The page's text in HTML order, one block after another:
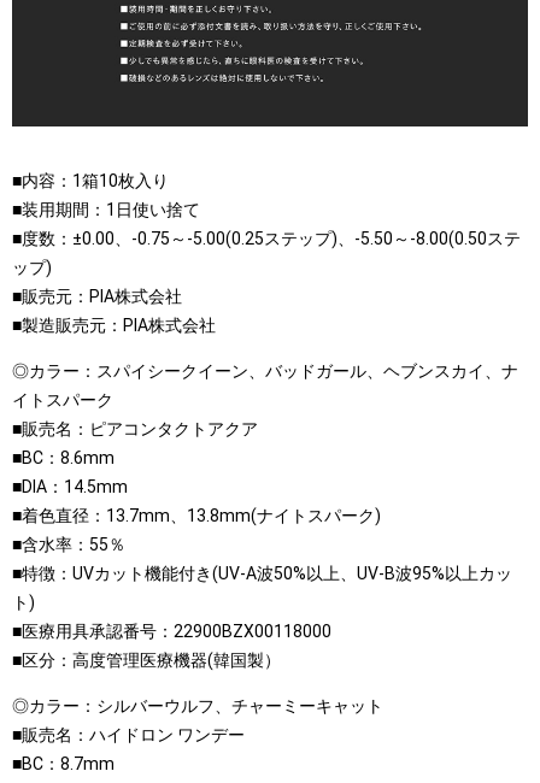
■内容：1箱10枚入り
■装用期間：1日使い捨て
■度数：±0.00、-0.75～-5.00(0.25ステップ)、-5.50～-8.00(0.50ステ
ップ)
■販売元：PIA株式会社
■製造販売元：PIA株式会社
◎カラー：スパイシークイーン、バッドガール、ヘブンスカイ、ナ
イトスパーク
■販売名：ピアコンタクトアクア
■BC：8.6mm
■DIA：14.5mm
■着色直径：13.7mm、13.8mm(ナイトスパーク)
■含水率：55％
■特徴：UVカット機能付き(UV-A波50%以上、UV-B波95%以上カッ
ト)
■医療用具承認番号：22900BZX00118000
■区分：高度管理医療機器(韓国製）
◎カラー：シルバーウルフ、チャーミーキャット
■販売名：ハイドロン ワンデー
■BC：8.7mm